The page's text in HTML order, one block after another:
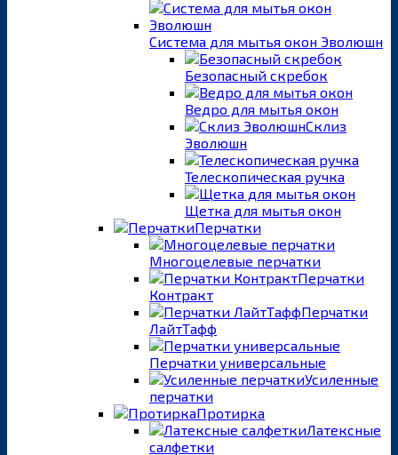
Система для мытья окон Эволюшн
Безопасный скребок
Ведро для мытья окон
Склиз
Эволюшн
Телескопическая ручка
Щетка для мытья окон
Перчатки
Многоцелевые перчатки
Перчатки
Контракт
Перчатки
ЛайтТафф
Перчатки универсальные
Усиленные
перчатки
Протирка
Латексные
салфетки